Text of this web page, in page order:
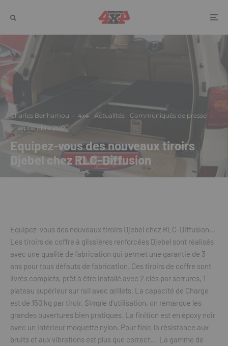
Charles Benhamou · 4x4 Actualités Communiqués de presse ·
21 septembre 2017
Equipez-vous des nouveaux tiroirs
Djebel chez RLC-Diffusion
Equipez-vous des nouveaux tiroirs Djebel chez RLC-Diffusion…
Les tiroirs de coffre à glissières renforcées Djebel sont réalisés
avec une qualité de fabrication qui permet une garantie de 3
ans pour tous défauts de fabrication. Ces tiroirs de coffre sont
livrés complets, prêt à être installé avec 2 clés par serrures, 1
plateau supérieur sur rail avec œillets. La capacité de Charge
est de 150 kg par tiroir. Simple d’utilisation, on remarque les
grandes ouvertures bien pratiques. La finition est en époxy noir
avec un intérieur moquette nylon. Pour finir, la résistance aux
bruits et aux vibrations est plus que correct… La gamme de